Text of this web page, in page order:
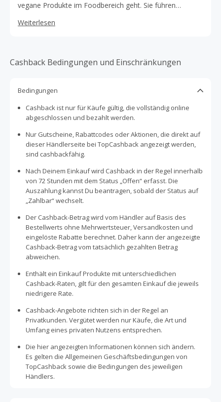
vegane Produkte im Foodbereich geht. Sie führen
rund um die Vegan – und Rohkostküche.
Weiterlesen
Cashback Bedingungen und Einschränkungen
Bedingungen
Cashback ist nur für Käufe gültig, die vollständig online
abgeschlossen und bezahlt werden.
Nur Gutscheine, Rabattcodes oder Aktionen, die direkt auf
dieser Händlerseite bei TopCashback angezeigt werden,
sind cashbackfähig.
Nach Deinem Einkauf wird Cashback in der Regel innerhalb
von 72 Stunden mit dem Status „Offen“ erfasst. Die
Auszahlung kannst Du beantragen, sobald der Status auf
„Zahlbar“ wechselt.
Der Cashback-Betrag wird vom Händler auf Basis des
Bestellwerts ohne Mehrwertsteuer, Versandkosten und
eingelöste Rabatte berechnet. Daher kann der angezeigte
Cashback-Betrag vom tatsächlich gezahlten Betrag
abweichen.
Enthält ein Einkauf Produkte mit unterschiedlichen
Cashback-Raten, gilt für den gesamten Einkauf die jeweils
niedrigere Rate.
Cashback-Angebote richten sich in der Regel an
Privatkunden. Vergütet werden nur Käufe, die Art und
Umfang eines privaten Nutzens entsprechen.
Die hier angezeigten Informationen können sich ändern.
Es gelten die Allgemeinen Geschäftsbedingungen von
TopCashback sowie die Bedingungen des jeweiligen
Händlers.